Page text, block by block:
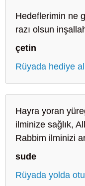
Hedeflerimin ne
razı olsun
çetin
Rüyada hediye
Hayra yoran
ilminize sağlık,
Rabbim ilminizi
sude
Rüyada yolda